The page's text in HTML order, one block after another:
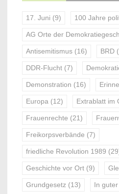
17. Juni (9) 100 Jahre
AG Orte der
Antisemitismus (16) BRD
DDR-Flucht (7)
Demonstration (16)
Europa (12) Extrablatt im
Frauenrechte (21)
Freikorpsverbände (7)
friedliche Revolution 1989
Geschichte vor Ort (9)
Grundgesetz (13) In